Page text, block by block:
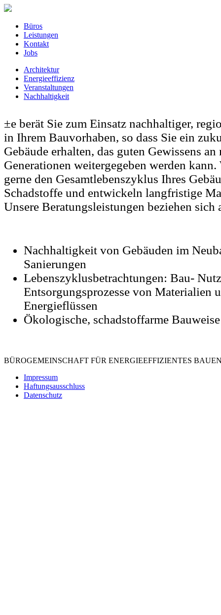
Büros
Leistungen
Kontakt
Jobs
Architektur
Energieeffizienz
Veranstaltungen
Nachhaltigkeit
±e berät Sie zum Einsatz nachhaltiger,
in Ihrem Bauvorhaben, so dass Sie ein
Gebäude erhalten, das guten Gewissens
Generationen weitergegeben werden
gerne den Gesamtlebenszyklus Ihres
Schadstoffe und entwickeln langfristige
Unsere Beratungsleistungen beziehen sich
Nachhaltigkeit von Gebäuden im
Sanierungen
Lebenszyklusbetrachtungen: Bau-
Entsorgungsprozesse von Materialien
Energieflüssen
Ökologische, schadstoffarme Bauweise
BÜROGEMEINSCHAFT FÜR ENERGIEEFFIZIENTES
Impressum
Haftungsausschluss
Datenschutz